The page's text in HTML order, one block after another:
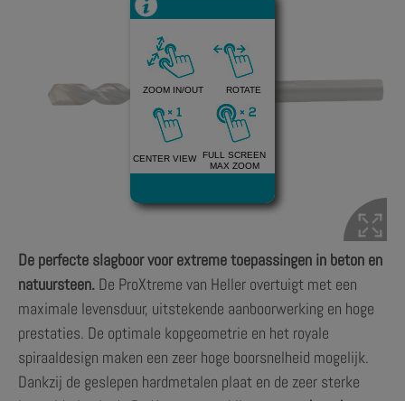
De perfecte slagboor voor extreme toepassingen in beton en
natuursteen. De ProXtreme van Heller overtuigt met een
maximale levensduur, uitstekende aanboorwerking en hoge
prestaties. De optimale kopgeometrie en het royale
spiraaldesign maken een zeer hoge boorsnelheid mogelijk.
Dankzij de geslepen hardmetalen plaat en de zeer sterke